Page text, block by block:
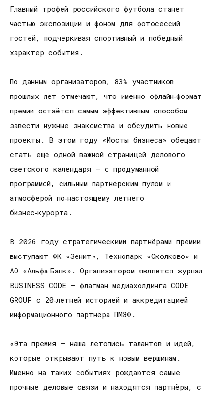
Главный трофей российского футбола станет
частью экспозиции и фоном для фотосессий
гостей, подчеркивая спортивный и победный
характер события.
По данным организаторов, 83% участников
прошлых лет отмечают, что именно офлайн‑формат
премии остаётся самым эффективным способом
завести нужные знакомства и обсудить новые
проекты. В этом году «Мосты бизнеса» обещают
стать ещё одной важной страницей делового
светского календаря — с продуманной
программой, сильным партнёрским пулом и
атмосферой по‑настоящему летнего
бизнес‑курорта.
В 2026 году стратегическими партнёрами премии
выступают ФК «Зенит», Технопарк «Сколково» и
АО «Альфа‑Банк». Организатором является журнал
BUSINESS CODE — флагман медиахолдинга CODE
GROUP с 20‑летней историей и аккредитацией
информационного партнёра ПМЭФ.
«Эта премия — наша летопись талантов и идей,
которые открывают путь к новым вершинам.
Именно на таких событиях рождаются самые
прочные деловые связи и находятся партнёры, с